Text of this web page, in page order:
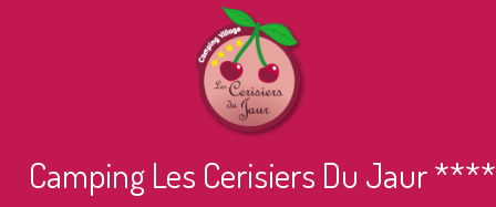
Camping Les Cerisiers Du Jaur ****